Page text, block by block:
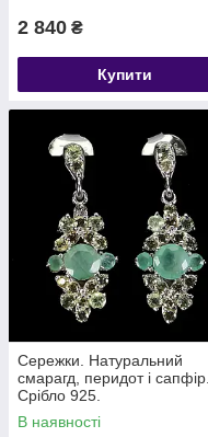
2 840 ₴
Купити
Сережки. Натуральний
смарагд, перидот і сапфір.
Срібло 925.
В наявності